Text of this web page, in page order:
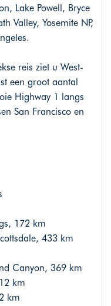
Lake Powell, Bryce
Valley, Yosemite NP,
reis ziet u West-
een groot aantal
Highway 1 langs
San Francisco en
172 km
433 km
Canyon, 369 km
km
km